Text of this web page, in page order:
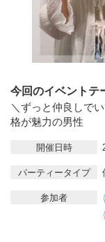
今回のイベントテ
＼ずっと仲良しで
格が魅力の男性
開催日時
パーティータイプ
参加者